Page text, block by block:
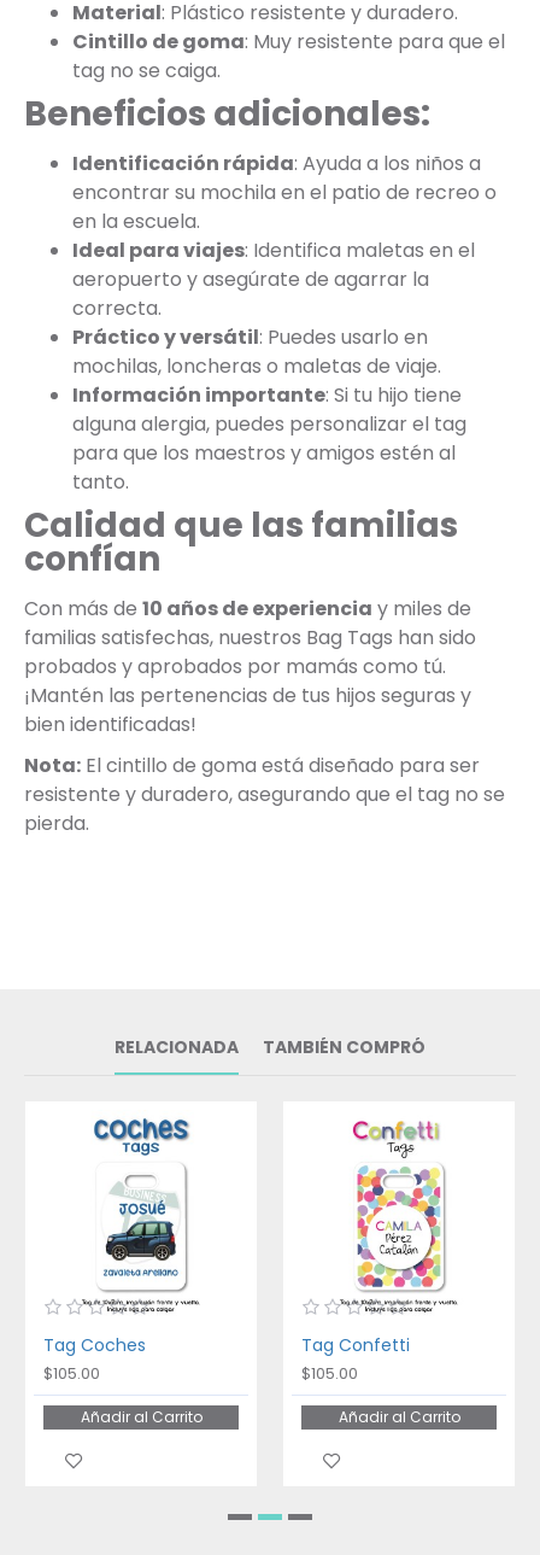
Material: Plástico resistente y duradero.
Cintillo de goma: Muy resistente para que el
tag no se caiga.
Beneficios adicionales:
Identificación rápida: Ayuda a los niños a
encontrar su mochila en el patio de recreo o
en la escuela.
Ideal para viajes: Identifica maletas en el
aeropuerto y asegúrate de agarrar la
correcta.
Práctico y versátil: Puedes usarlo en
mochilas, loncheras o maletas de viaje.
Información importante: Si tu hijo tiene
alguna alergia, puedes personalizar el tag
para que los maestros y amigos estén al
tanto.
Calidad que las familias
confían
Con más de 10 años de experiencia y miles de
familias satisfechas, nuestros Bag Tags han sido
probados y aprobados por mamás como tú.
¡Mantén las pertenencias de tus hijos seguras y
bien identificadas!
Nota: El cintillo de goma está diseñado para ser
resistente y duradero, asegurando que el tag no se
pierda.
RELACIONADA TAMBIÉN COMPRÓ
Tag Coches
$105.00
Añadir al Carrito
Tag Confetti
$105.00
Añadir al Carrito